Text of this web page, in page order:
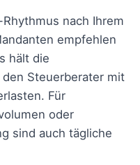
nach Ihrem
empfehlen
hält die
Steuerberater mit
Für
oder
sind auch tägliche